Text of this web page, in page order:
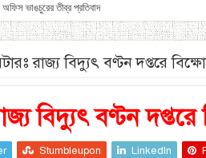
ভাঙচুরের তীব্র প্রতিবাদ
রাজ্য বিদ্যুৎ বণ্টন দপ্তরে
বিদ্যুৎ বণ্টন
Stumbleupon LinkedIn